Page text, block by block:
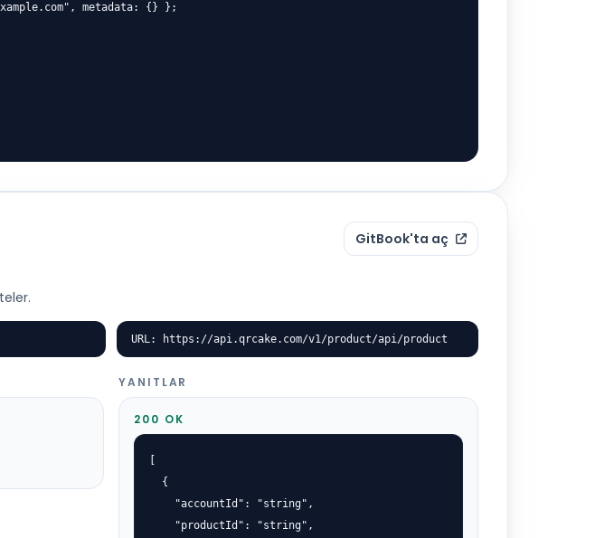
metadata: {} };
GitBook'ta aç
URL: https://api.qrcake.com/v1/product/api/product
YANITLAR
200 OK
  {
    "accountId": "string",
    "productId": "string",